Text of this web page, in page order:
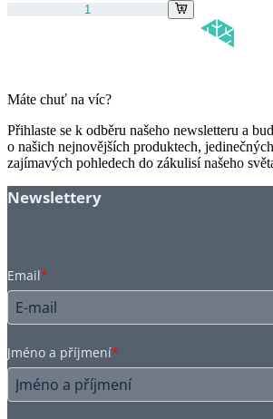
Máte chuť na víc?
Přihlaste se k odběru našeho newsletteru a
o našich nejnovějších produktech,
zajímavých pohledech do zákulisí našeho
Newslettery
Email*
Jméno a příjmení*